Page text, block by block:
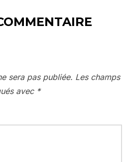
sera pas publiée. Les champs
avec *